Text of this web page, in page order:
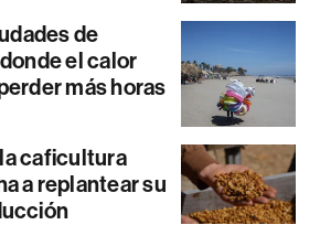
de
el calor
más horas
caficultura
a replantear su